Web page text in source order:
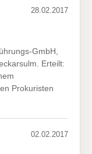
28.02.2017
GmbH,
Erteilt:
Prokuristen
02.02.2017